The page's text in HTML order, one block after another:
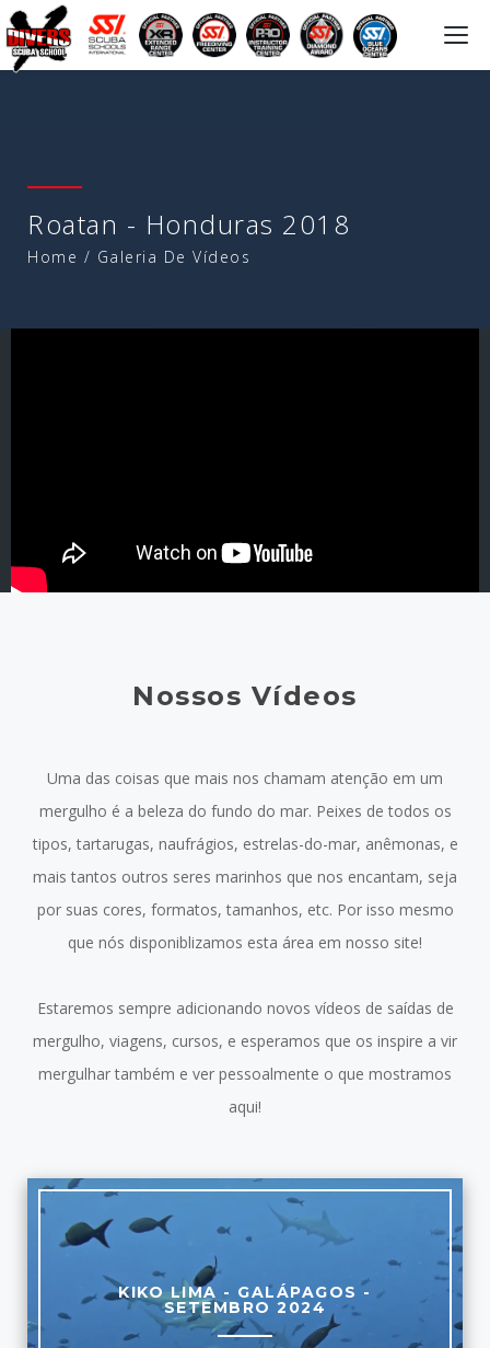
Roatan - Honduras 2018
Home / Galeria De Vídeos
Nossos Vídeos
Uma das coisas que mais nos chamam atenção em um
mergulho é a beleza do fundo do mar. Peixes de todos os
tipos, tartarugas, naufrágios, estrelas-do-mar, anêmonas, e
mais tantos outros seres marinhos que nos encantam, seja
por suas cores, formatos, tamanhos, etc. Por isso mesmo
que nós disponiblizamos esta área em nosso site!
Estaremos sempre adicionando novos vídeos de saídas de
mergulho, viagens, cursos, e esperamos que os inspire a vir
mergulhar também e ver pessoalmente o que mostramos
aqui!
KIKO LIMA - GALÁPAGOS -
SETEMBRO 2024